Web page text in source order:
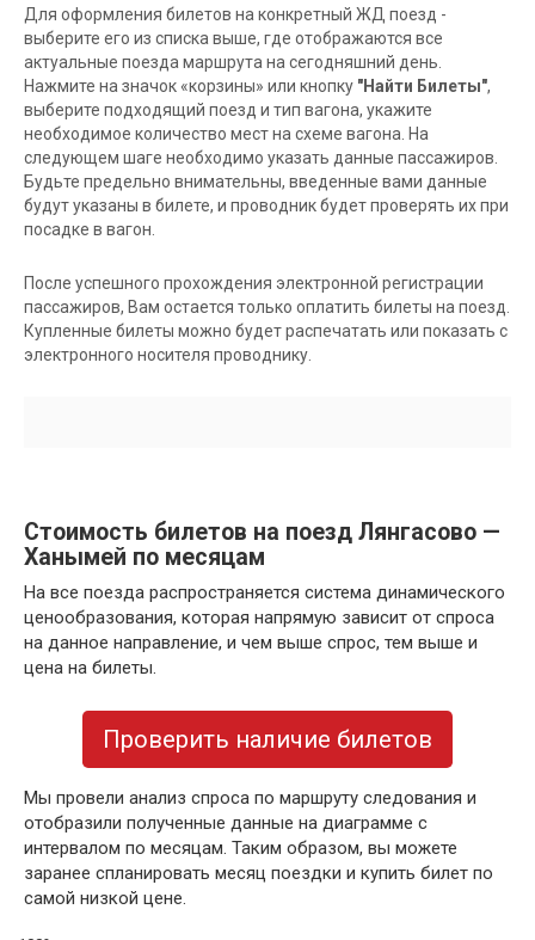
Для оформления билетов на конкретный ЖД поезд -
выберите его из списка выше, где отображаются все
актуальные поезда маршрута на сегодняшний день.
Нажмите на значок «корзины» или кнопку "Найти Билеты",
выберите подходящий поезд и тип вагона, укажите
необходимое количество мест на схеме вагона. На
следующем шаге необходимо указать данные пассажиров.
Будьте предельно внимательны, введенные вами данные
будут указаны в билете, и проводник будет проверять их при
посадке в вагон.
После успешного прохождения электронной регистрации
пассажиров, Вам остается только оплатить билеты на поезд.
Купленные билеты можно будет распечатать или показать с
электронного носителя проводнику.
Стоимость билетов на поезд Лянгасово —
Ханымей по месяцам
На все поезда распространяется система динамического
ценообразования, которая напрямую зависит от спроса
на данное направление, и чем выше спрос, тем выше и
цена на билеты.
Проверить наличие билетов
Мы провели анализ спроса по маршруту следования и
отобразили полученные данные на диаграмме с
интервалом по месяцам. Таким образом, вы можете
заранее спланировать месяц поездки и купить билет по
самой низкой цене.